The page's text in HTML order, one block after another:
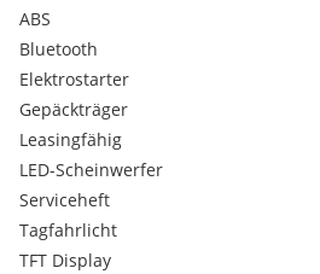
FEDERBEIN VORNE: Doppelte
Anti-Drive System
FEDERBEIN HINTEN: Twin,
BREMSEN: Scheibenbremse 220
VORDERREIFEN: 110/70 R12
HINTERREIFEN: 120/70 R12
FRONTSCHEINWERFER: LED
RÜCKLICHT: LED
LEERGEWICHT: 165 kg
ZUL. GESAMTGEWICHT: 340 kg
ABS
Bluetooth
Elektrostarter
Gepäckträger
Leasingfähig
LED-Scheinwerfer
Serviceheft
Tagfahrlicht
TFT Display